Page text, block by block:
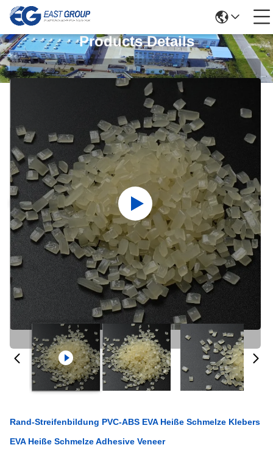
Products Details
Rand-Streifenbildung PVC-ABS EVA Heiße Schmelze Klebers
EVA Heiße Schmelze Adhesive Veneer